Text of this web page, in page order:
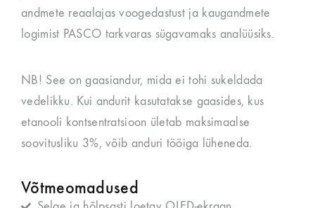
andmete reaalajas voogedastust ja kaugandmete
logimist PASCO tarkvaras sügavamaks analüüsiks.
NB! See on gaasiandur, mida ei tohi sukeldada
vedelikku. Kui andurit kasutatakse gaasides, kus
etanooli kontsentratsioon ületab maksimaalse
soovitusliku 3%, võib anduri tööiga lüheneda.
Võtmeomadused